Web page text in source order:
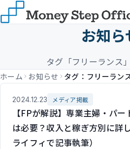
お知ら
タグ「フリーランス
ホーム お知らせ タグ：フリーラン
2024.12.23 メディア掲載
【FPが解説】専業主婦・パ
は必要？収入と稼ぎ方別に詳
ライフィで記事執筆）